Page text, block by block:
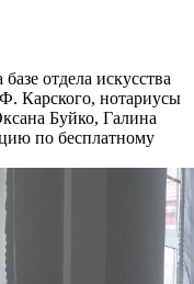
отдела искусства
Карского, нотариусы
Буйко, Галина
по бесплатному